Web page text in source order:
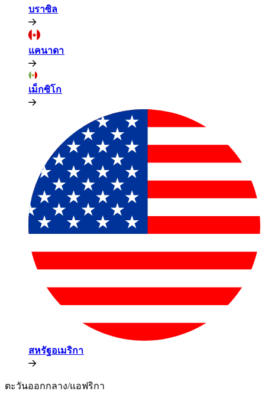
บราซิล​​
แคนาดา​​
เม็กซิโก​​
สหรัฐอเมริกา​​
ตะวันออกกลาง/แอฟริกา​​